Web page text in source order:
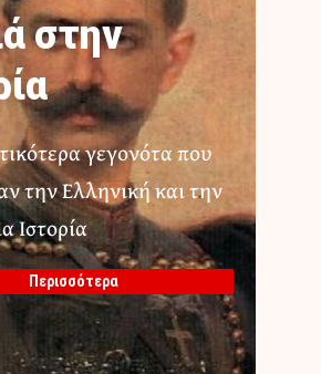
στην
γεγονότα που
την Ελληνική και την
Ιστορία
Περισσότερα